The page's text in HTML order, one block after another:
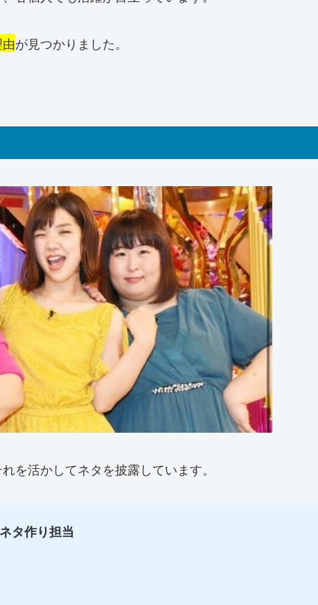
が見つかりました。
を活かしてネタを披露しています。
タ作り担当